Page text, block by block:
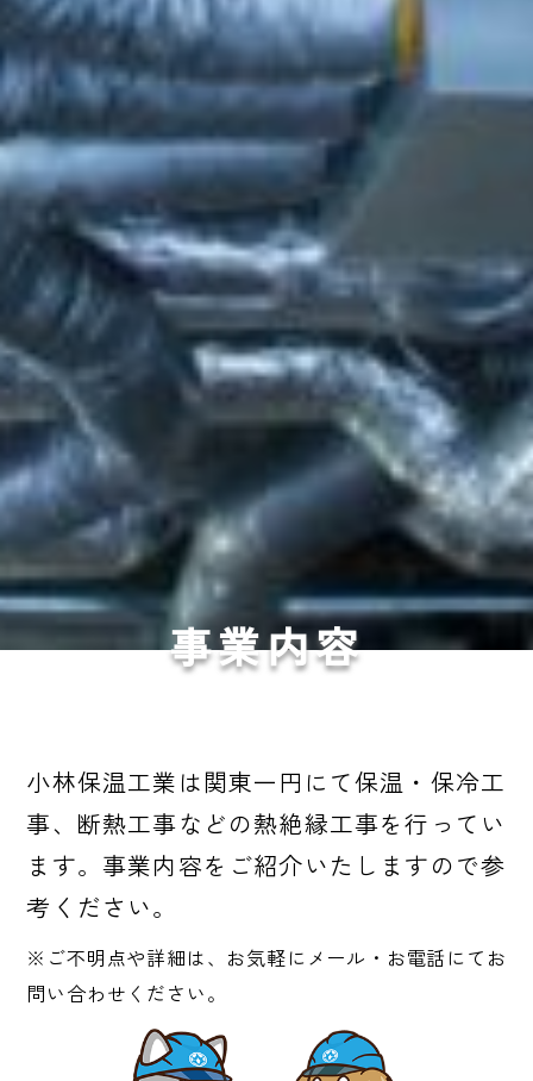
事業内容
小林保温工業は関東一円にて保温・保冷工
事、断熱工事などの熱絶縁工事を行ってい
ます。事業内容をご紹介いたしますので参
考ください。
※ご不明点や詳細は、お気軽にメール・お電話にてお
問い合わせください。